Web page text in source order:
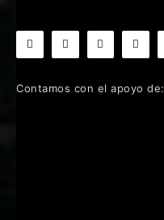
Contamos con el apoyo de: